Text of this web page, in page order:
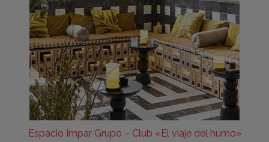
Espacio Impar Grupo – Club «El viaje del humo»